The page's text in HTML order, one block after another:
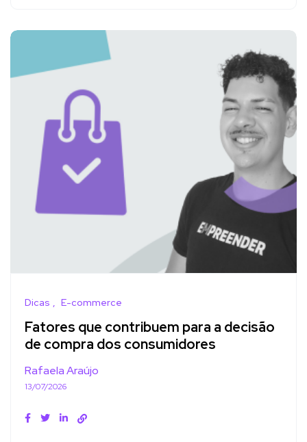
Dicas E-commerce
Fatores que contribuem para a decisão
de compra dos consumidores
Rafaela Araújo
13/07/2026